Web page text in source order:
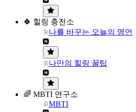
🍀 힐링 충전소
나를 바꾸는 오늘의 명언
나만의 힐링 꿀팁
🌈 MBTI 연구소
MBTI